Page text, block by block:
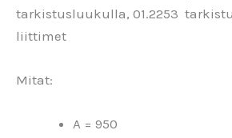
tarkistusluukulla, 01.2253
liittimet
Mitat:
A = 950